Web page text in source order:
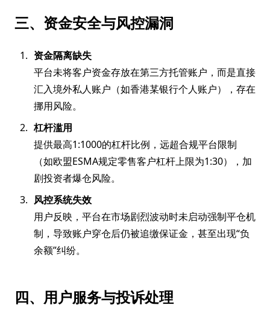
三、资金安全与风控漏洞
资金隔离缺失
平台未将客户资金存放在第三方托管账户，而是直接
汇入境外私人账户（如香港某银行个人账户），存在
挪用风险。
杠杆滥用
提供最高1:1000的杠杆比例，远超合规平台限制
（如欧盟ESMA规定零售客户杠杆上限为1:30），加
剧投资者爆仓风险。
风控系统失效
用户反映，平台在市场剧烈波动时未启动强制平仓机
制，导致账户穿仓后仍被追缴保证金，甚至出现“负
余额”纠纷。
四、用户服务与投诉处理